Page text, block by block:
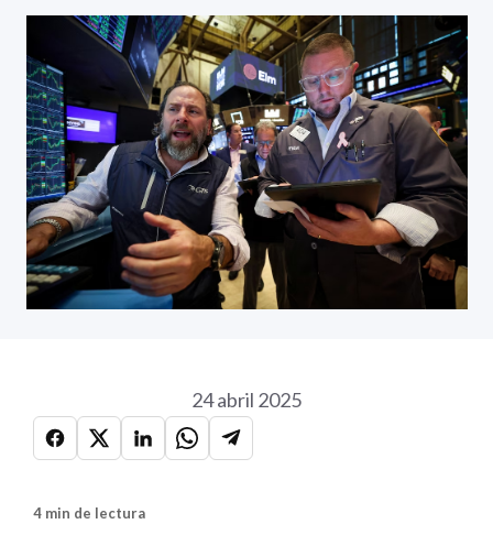
24 abril 2025
4 min de lectura